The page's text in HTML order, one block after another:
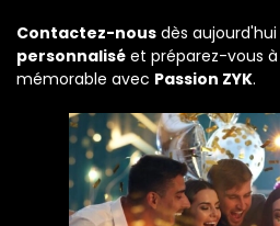
Contactez-nous dès
personnalisé et préparez-vous
mémorable avec Passion ZYK.